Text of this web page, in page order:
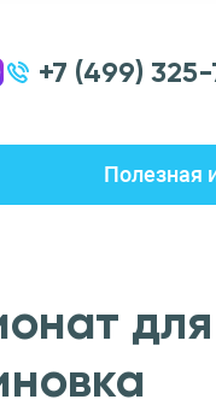
+7 (499)
Полезная